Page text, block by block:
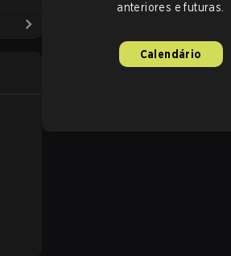
anteriores e futuras.
Calendário